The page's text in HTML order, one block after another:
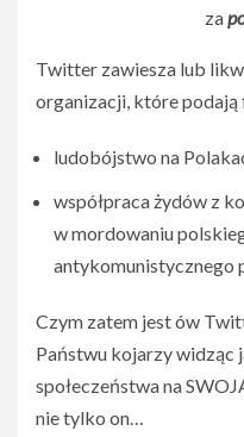
za
Twitter zawiesza lub
organizacji, które
ludobójstwo na
współpraca żydów z
w mordowaniu
antykomunistycznego
Czym zatem jest ów
Państwu kojarzy widząc
społeczeństwa na
nie tylko on…